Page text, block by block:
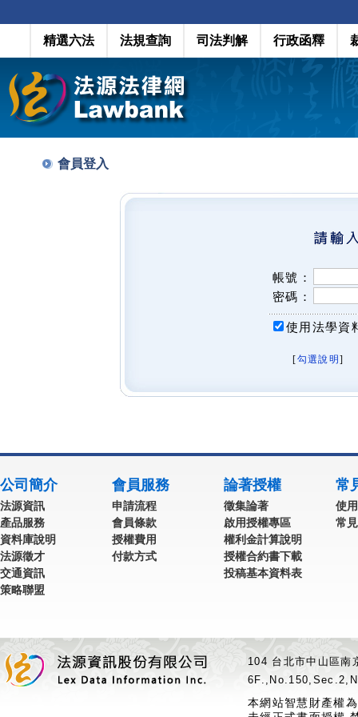
精選六法 法規查詢 司法判解 行政函釋
會員登入
帳號：
密碼：
使用法學資
[勾選說明 ]
公司簡介
法源資訊
產品服務
資料庫說明
法源徵才
交通資訊
策略聯盟
會員服務
申請流程
會員條款
授權費用
付款方式
論著授權
徵集論著
啟用授權專區
權利金計算說明
授權合約書下載
投稿基本資料表
常
使
常
104 台北市中山區
本網站智慧財產權